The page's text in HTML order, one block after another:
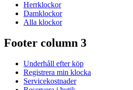
Herrklockor
Damklockor
Alla klockor
Footer column 3
Underhåll efter köp
Registrera min klocka
Servicekostnader